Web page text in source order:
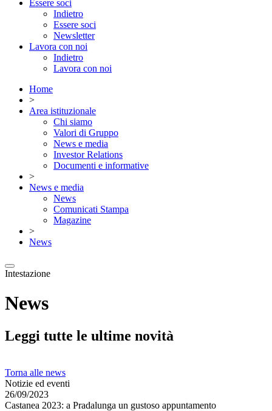
Essere soci
Indietro
Essere soci
Newsletter
Lavora con noi
Indietro
Lavora con noi
Home
>
Area istituzionale
Chi siamo
Valori di Gruppo
News e media
Investor Relations
Documenti e informative
>
News e media
News
Comunicati Stampa
Magazine
>
News
Intestazione
News
Leggi tutte le ultime novità
Torna alle news
Notizie ed eventi
26/09/2023
Castanea 2023: a Pradalunga un gustoso appuntamento